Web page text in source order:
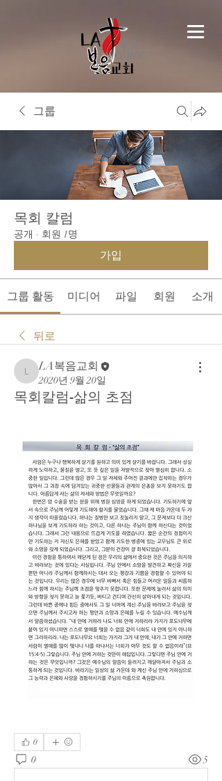
그룹
목회 칼럼
공개 · 회원 1명
가입
그룹 활동 미디어 파일 회원 소개
뒤로
LA복음교회
LA복음교회
2020년 9월 20일
목회칼럼-삶의 초점
0
0 5